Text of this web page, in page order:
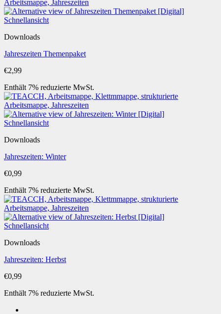
Schnellansicht
Downloads
Jahreszeiten Themenpaket
€2,99
Enthält 7% reduzierte MwSt.
Schnellansicht
Downloads
Jahreszeiten: Winter
€0,99
Enthält 7% reduzierte MwSt.
Schnellansicht
Downloads
Jahreszeiten: Herbst
€0,99
Enthält 7% reduzierte MwSt.